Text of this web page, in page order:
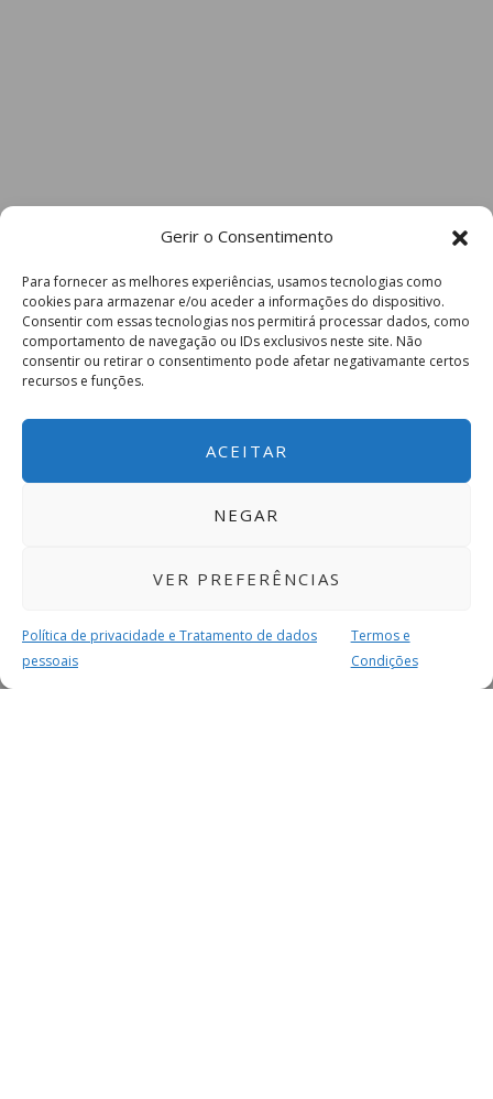
Gerir o Consentimento
Para fornecer as melhores experiências, usamos tecnologias como
cookies para armazenar e/ou aceder a informações do dispositivo.
Consentir com essas tecnologias nos permitirá processar dados, como
comportamento de navegação ou IDs exclusivos neste site. Não
consentir ou retirar o consentimento pode afetar negativamante certos
recursos e funções.
ACEITAR
NEGAR
VER PREFERÊNCIAS
Política de privacidade e Tratamento de dados
pessoais
Termos e
Condições